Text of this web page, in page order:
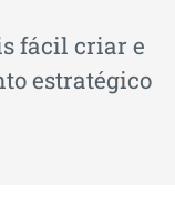
fácil criar e
estratégico